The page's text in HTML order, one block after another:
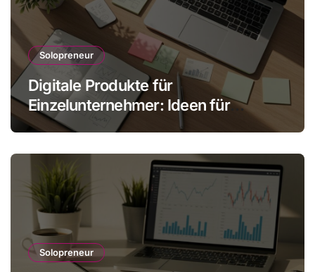
Solopreneur
Digitale Produkte für
Einzelunternehmer: Ideen für
skalbare Einnahmen
Solopreneur